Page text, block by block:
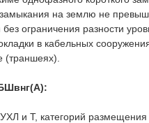
на землю не
ограничения разности
в кабельных
(траншеях).
и Т, категорий